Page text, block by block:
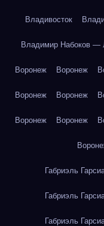
Владивосток
Владимир Набоков —
Воронеж Воронеж
Воронеж Воронеж
Воронеж Воронеж
Габриэль
Габриэль
Габриэль